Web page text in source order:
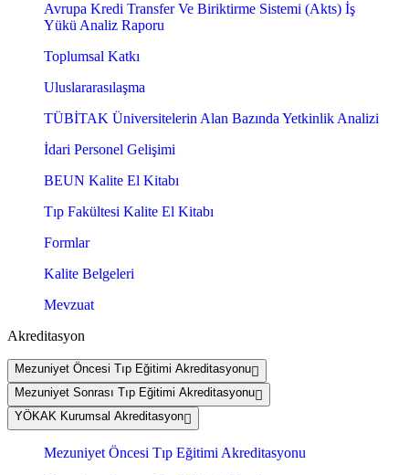
Avrupa Kredi Transfer Ve Biriktirme Sistemi (Akts) İş
Yükü Analiz Raporu
Toplumsal Katkı
Uluslararasılaşma
TÜBİTAK Üniversitelerin Alan Bazında Yetkinlik Analizi
İdari Personel Gelişimi
BEUN Kalite El Kitabı
Tıp Fakültesi Kalite El Kitabı
Formlar
Kalite Belgeleri
Mevzuat
Akreditasyon
Mezuniyet Öncesi Tıp Eğitimi Akreditasyonu
Mezuniyet Sonrası Tıp Eğitimi Akreditasyonu
YÖKAK Kurumsal Akreditasyon
Mezuniyet Öncesi Tıp Eğitimi Akreditasyonu